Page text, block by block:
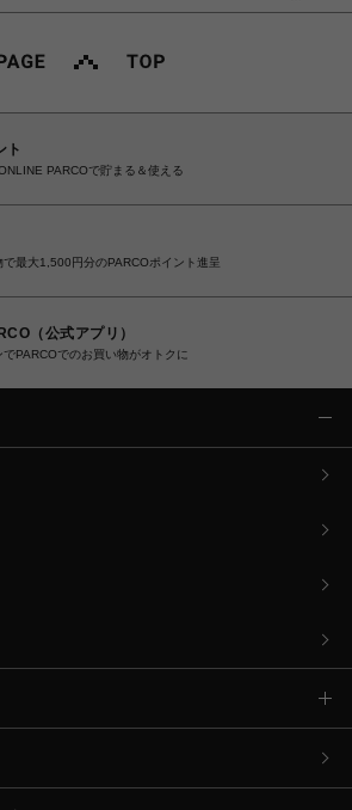
ト
PARCOで貯まる＆使える
最大1,500円分のPARCOポイント進呈
（公式アプリ）
でPARCOでのお買い物がオトクに